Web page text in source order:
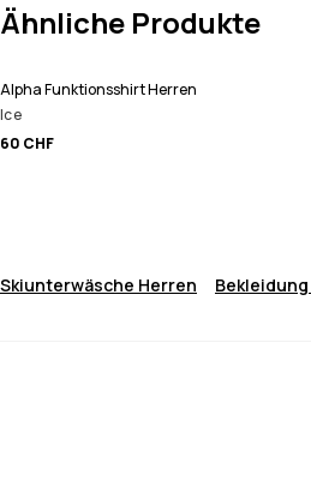
Ähnliche Produkte
Alpha Funktionsshirt Herren
Ice
60 CHF
Skiunterwäsche Herren